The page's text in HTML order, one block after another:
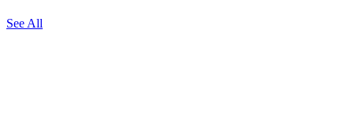
See All